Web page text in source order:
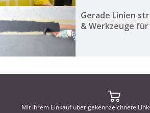
Gerade Linien
& Werkzeuge
Mit Ihrem Einkauf über gekennzeichnete